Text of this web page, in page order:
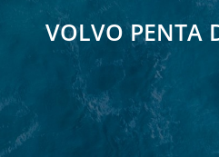
VOLVO PENTA